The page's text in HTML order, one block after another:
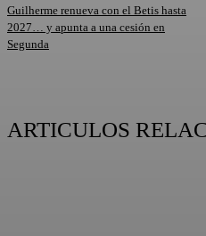
Guilherme renueva con el Betis hasta
2027… y apunta a una cesión en
Segunda
ARTICULOS